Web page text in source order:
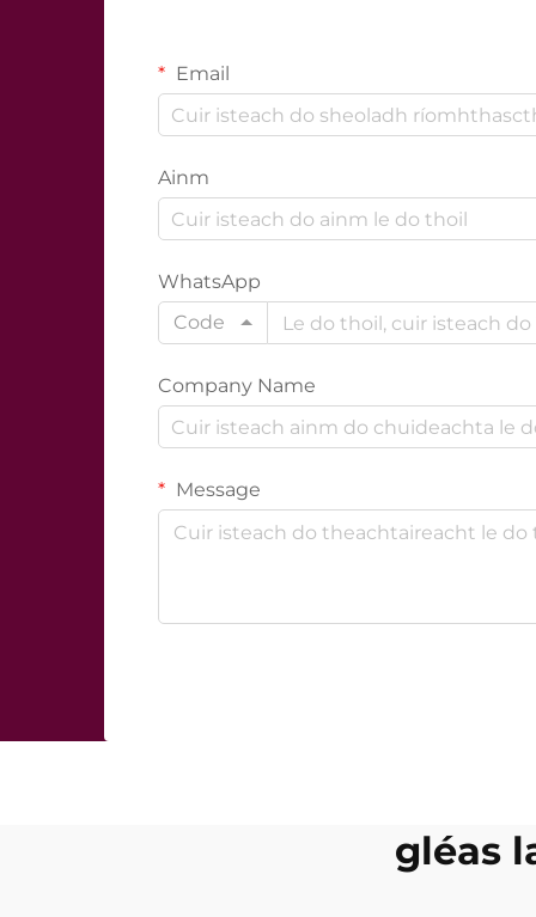
Email
Ainm
WhatsApp
Code
Company Name
Message
gléas